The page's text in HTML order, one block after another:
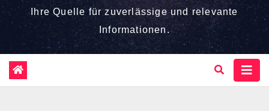
Ihre Quelle für zuverlässige und relevante
Informationen.